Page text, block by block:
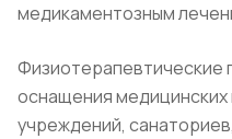
медикаментозным
Физиотерапевтические
оснащения
учреждений,